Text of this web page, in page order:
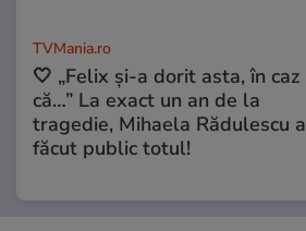
TVMania.ro
🤍 „Felix și-a dorit asta, în caz
că…” La exact un an de la
tragedie, Mihaela Rădulescu a
făcut public totul!